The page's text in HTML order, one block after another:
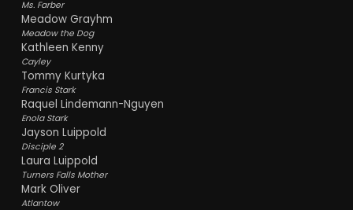
Ms. Farber
Meadow Grayhm
Meadow the Dog
Kathleen Kenny
Cayley
Tommy Kurtyka
Francis Stark
Raquel Lindemann-Nguyen
Enola Stark
Jayson Luippold
Disciple 2
Laura Luippold
Turners Falls Mother
Mark Oliver
Atlantow